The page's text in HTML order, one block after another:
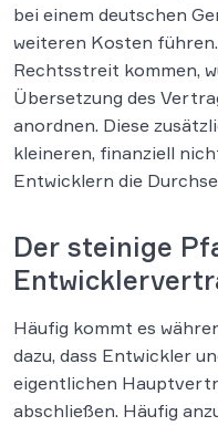
bei einem deutschen
weiteren Kosten
Rechtsstreit kommen,
Übersetzung des
anordnen. Diese
kleineren, finanziell
Entwicklern die
Der steinige
Häufig kommt es
dazu, dass Entwickler
eigentlichen
abschließen. Häufig